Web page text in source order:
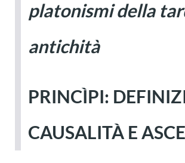
platonismi della
antichità
PRINCÌPI:
CAUSALITÀ E